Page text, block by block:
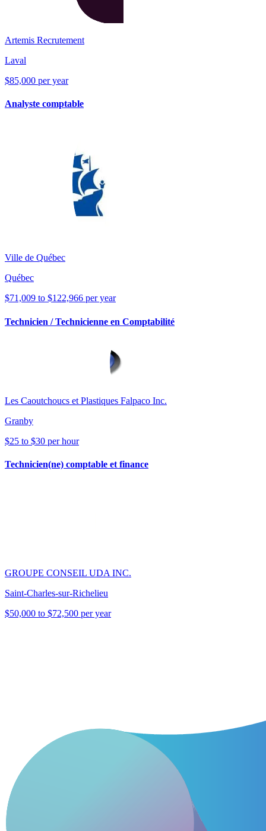
Artemis Recrutement
Laval
$85,000 per year
Analyste comptable
Ville de Québec
Québec
$71,009 to $122,966 per year
Technicien / Technicienne en Comptabilité
Les Caoutchoucs et Plastiques Falpaco Inc.
Granby
$25 to $30 per hour
Technicien(ne) comptable et finance
GROUPE CONSEIL UDA INC.
Saint-Charles-sur-Richelieu
$50,000 to $72,500 per year